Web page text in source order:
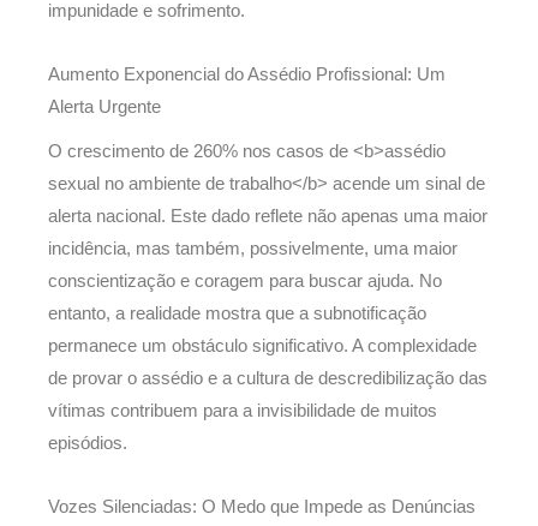
impunidade e sofrimento.
Aumento Exponencial do Assédio Profissional: Um
Alerta Urgente
O crescimento de 260% nos casos de <b>assédio
sexual no ambiente de trabalho</b> acende um sinal de
alerta nacional. Este dado reflete não apenas uma maior
incidência, mas também, possivelmente, uma maior
conscientização e coragem para buscar ajuda. No
entanto, a realidade mostra que a subnotificação
permanece um obstáculo significativo. A complexidade
de provar o assédio e a cultura de descredibilização das
vítimas contribuem para a invisibilidade de muitos
episódios.
Vozes Silenciadas: O Medo que Impede as Denúncias